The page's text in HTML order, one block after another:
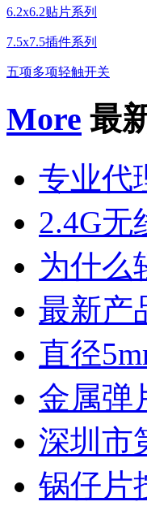
6.2x6.2贴片系列
7.5x7.5插件系列
五项多项轻触开关
More 最
专业代
2.4G无
为什么
最新产
直径
金属弹
深圳市
锅仔片